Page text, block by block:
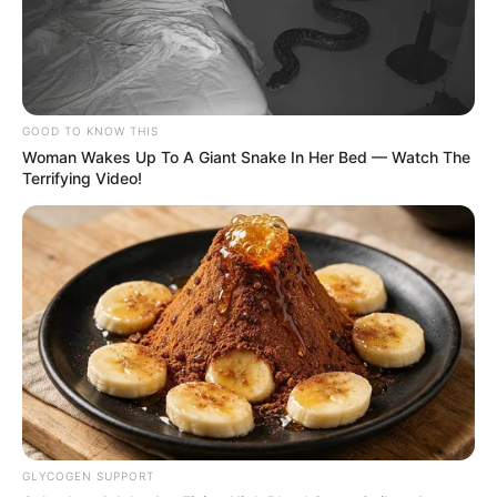
Εύβοια: Θλίψη για γνωστό επαγγελματία που
έφυγε από την ζωή
Ακολουθήστε το evianews.com στοGoogle
News
ΤΑ ΠΙΟ ΔΗΜΟΦΙΛΗ
GOOD TO KNOW THIS
Woman Wakes Up To A Giant Snake In Her Bed — Watch The
Terrifying Video!
GLYCOGEN SUPPORT